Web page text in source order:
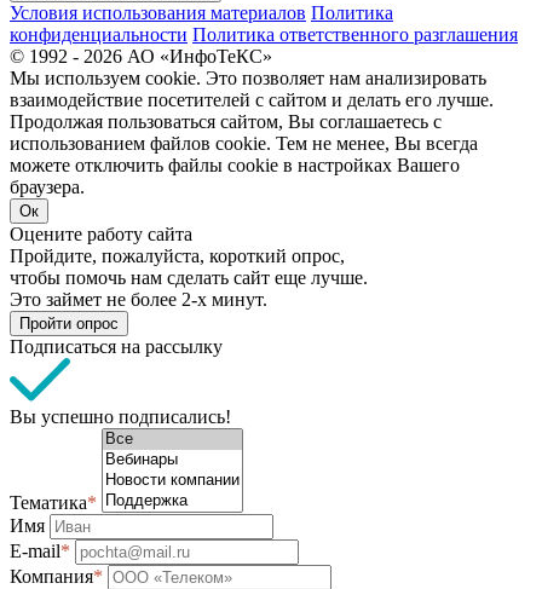
Условия использования материалов Политика
конфиденциальности Политика ответственного разглашения
© 1992 - 2026 АО «ИнфоТеКС»
Мы используем cookie. Это позволяет нам анализировать
взаимодействие посетителей с сайтом и делать его лучше.
Продолжая пользоваться сайтом, Вы соглашаетесь с
использованием файлов cookie. Тем не менее, Вы всегда
можете отключить файлы cookie в настройках Вашего
браузера.
Ок
Оцените работу сайта
Пройдите, пожалуйста, короткий опрос,
чтобы помочь нам сделать сайт еще лучше.
Это займет не более 2-х минут.
Пройти опрос
Подписаться на рассылку
Вы успешно подписались!
Тематика*
Имя
E-mail*
Компания*